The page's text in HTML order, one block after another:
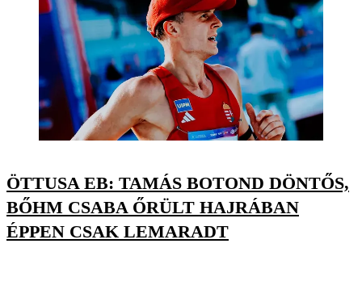
ÖTTUSA EB: TAMÁS BOTOND DÖNTŐS,
BŐHM CSABA ŐRÜLT HAJRÁBAN
ÉPPEN CSAK LEMARADT